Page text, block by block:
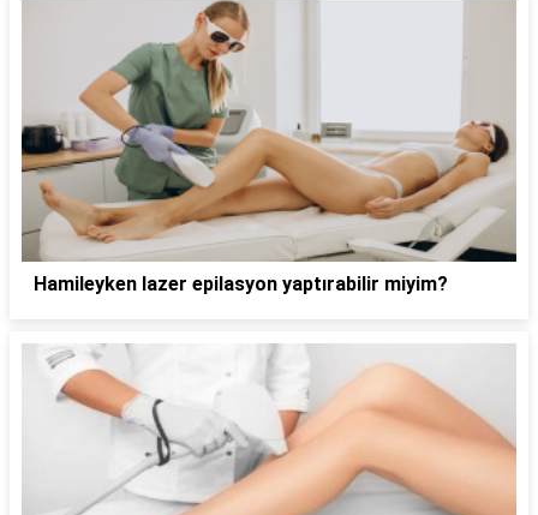
Hamileyken lazer epilasyon yaptırabilir miyim?